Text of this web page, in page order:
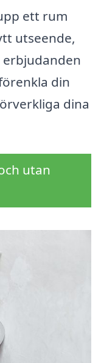
ett rum
utseende,
din
dina
utan